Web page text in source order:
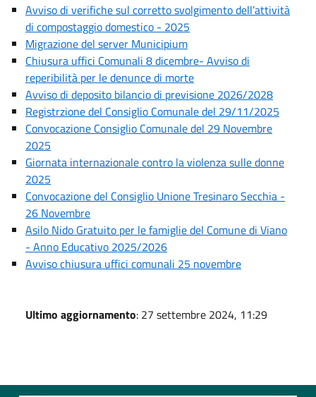
Avviso di verifiche sul corretto svolgimento dell’attività
di compostaggio domestico - 2025
Migrazione del server Municipium
Chiusura uffici Comunali 8 dicembre- Avviso di
reperibilità per le denunce di morte
Avviso di deposito bilancio di previsione 2026/2028
Registrzione del Consiglio Comunale del 29/11/2025
Convocazione Consiglio Comunale del 29 Novembre
2025
Giornata internazionale contro la violenza sulle donne
2025
Convocazione del Consiglio Unione Tresinaro Secchia -
26 Novembre
Asilo Nido Gratuito per le famiglie del Comune di Viano
- Anno Educativo 2025/2026
Avviso chiusura uffici comunali 25 novembre
Ultimo aggiornamento: 27 settembre 2024, 11:29